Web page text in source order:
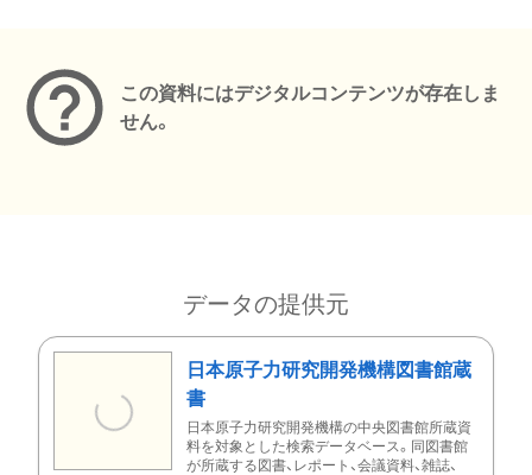
この資料にはデジタルコンテンツが存在しま
せん。
データの提供元
日本原子力研究開発機構図書館蔵
書
日本原子力研究開発機構の中央図書館所蔵資
料を対象とした検索データベース。同図書館
が所蔵する図書、レポート、会議資料、雑誌、